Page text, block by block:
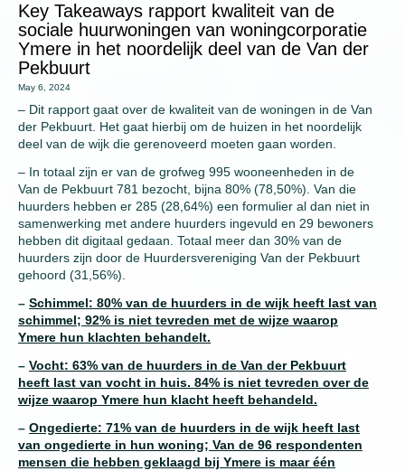
Key Takeaways rapport kwaliteit van de
sociale huurwoningen van woningcorporatie
Ymere in het noordelijk deel van de Van der
Pekbuurt
May 6, 2024
– Dit rapport gaat over de kwaliteit van de woningen in de Van
der Pekbuurt. Het gaat hierbij om de huizen in het noordelijk
deel van de wijk die gerenoveerd moeten gaan worden.
– In totaal zijn er van de grofweg 995 wooneenheden in de
Van de Pekbuurt 781 bezocht, bijna 80% (78,50%). Van die
huurders hebben er 285 (28,64%) een formulier al dan niet in
samenwerking met andere huurders ingevuld en 29 bewoners
hebben dit digitaal gedaan. Totaal meer dan 30% van de
huurders zijn door de Huurdersvereniging Van der Pekbuurt
gehoord (31,56%).
– Schimmel: 80% van de huurders in de wijk heeft last van
schimmel; 92% is niet tevreden met de wijze waarop
Ymere hun klachten behandelt.
– Vocht: 63% van de huurders in de Van der Pekbuurt
heeft last van vocht in huis. 84% is niet tevreden over de
wijze waarop Ymere hun klacht heeft behandeld.
– Ongedierte: 71% van de huurders in de wijk heeft last
van ongedierte in hun woning; Van de 96 respondenten
mensen die hebben geklaagd bij Ymere is maar één